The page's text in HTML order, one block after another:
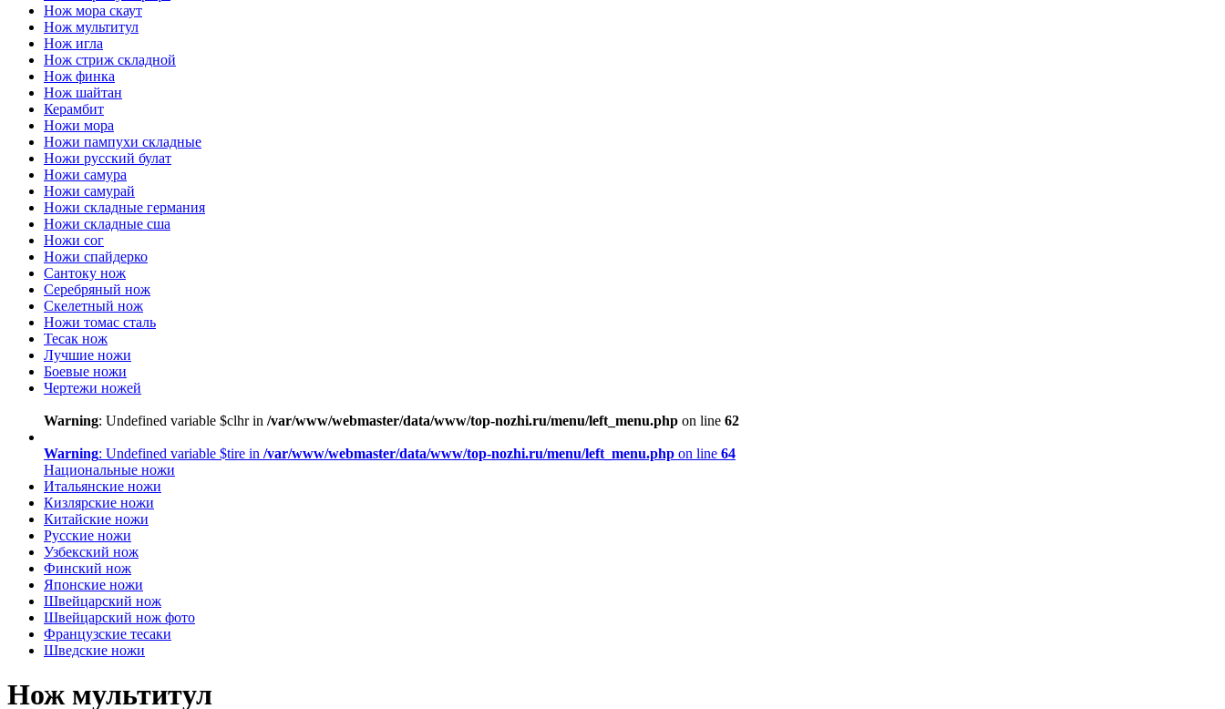
Нож мора скаут
Нож мультитул
Нож игла
Нож стриж складной
Нож финка
Нож шайтан
Керамбит
Ножи мора
Ножи пампухи складные
Ножи русский булат
Ножи самура
Ножи самурай
Ножи складные германия
Ножи складные сша
Ножи сог
Ножи спайдерко
Сантоку нож
Серебряный нож
Скелетный нож
Ножи томас сталь
Тесак нож
Лучшие ножи
Боевые ножи
Чертежи ножей
Warning: Undefined variable $clhr in /var/www/webmaster/data/www/top-nozhi.ru/menu/left_menu.php on line 62
Warning: Undefined variable $tire in /var/www/webmaster/data/www/top-nozhi.ru/menu/left_menu.php on line 64
Национальные ножи
Итальянские ножи
Кизлярские ножи
Китайские ножи
Русские ножи
Узбекский нож
Финский нож
Японские ножи
Швейцарский нож
Швейцарский нож фото
Французские тесаки
Шведские ножи
Нож мультитул